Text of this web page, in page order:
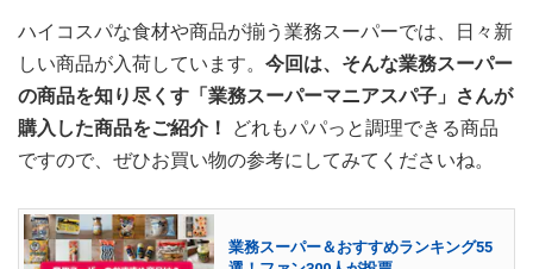
ハイコスパな食材や商品が揃う業務スーパーでは、日々新
しい商品が入荷しています。 今回は、そんな業務スーパー
の商品を知り尽くす「業務スーパーマニアスパ子」さんが
購入した商品をご紹介！
どれもパパっと調理できる商品
ですので、ぜひお買い物の参考にしてみてくださいね。
業務スーパー＆おすすめランキング55